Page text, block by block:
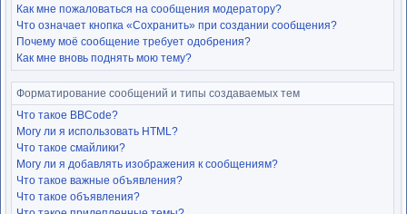
Как мне пожаловаться на сообщения модератору?
Что означает кнопка «Сохранить» при создании сообщения?
Почему моё сообщение требует одобрения?
Как мне вновь поднять мою тему?
Форматирование сообщений и типы создаваемых тем
Что такое BBCode?
Могу ли я использовать HTML?
Что такое смайлики?
Могу ли я добавлять изображения к сообщениям?
Что такое важные объявления?
Что такое объявления?